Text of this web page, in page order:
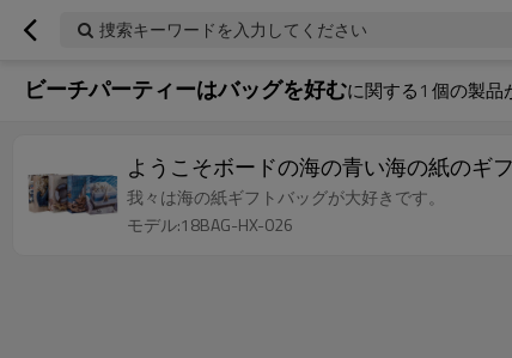
捜索キーワードを入力してください
ビーチパーティーはバッグを好むに関する1 個の製品
ようこそボードの海の青い海の紙のギ
我々は海の紙ギフトバッグが大好きです。
モデル:18BAG-HX-026